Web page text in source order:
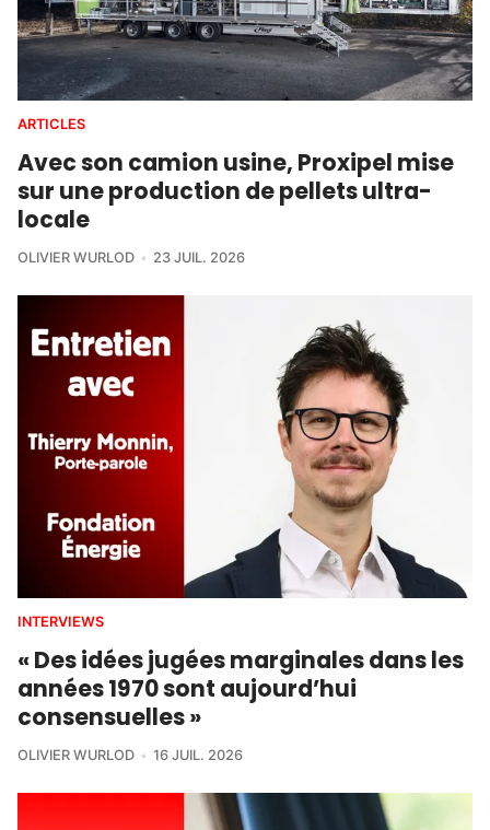
ARTICLES
Avec son camion usine, Proxipel mise
sur une production de pellets ultra-
locale
OLIVIER WURLOD 23 JUIL. 2026
INTERVIEWS
« Des idées jugées marginales dans les
années 1970 sont aujourd’hui
consensuelles »
OLIVIER WURLOD 16 JUIL. 2026